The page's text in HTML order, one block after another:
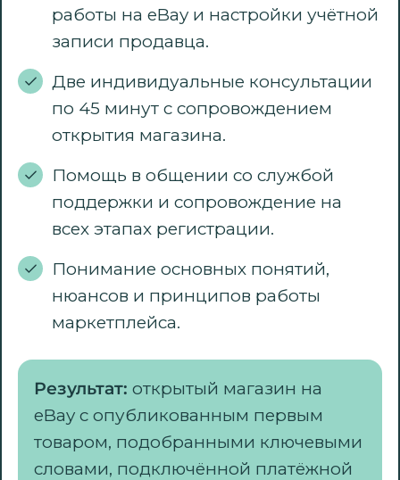
работы на eBay и настройки учётной
записи продавца.
Две индивидуальные консультации
по 45 минут с сопровождением
открытия магазина.
Помощь в общении со службой
поддержки и сопровождение на
всех этапах регистрации.
Понимание основных понятий,
нюансов и принципов работы
маркетплейса.
Результат: открытый магазин на
eBay с опубликованным первым
товаром, подобранными ключевыми
словами, подключённой платёжной